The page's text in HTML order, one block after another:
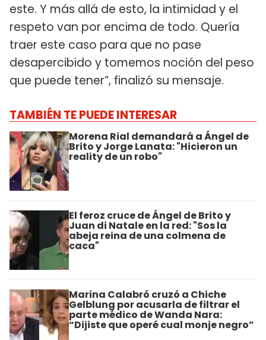
este. Y más allá de esto, la intimidad y el
respeto van por encima de todo. Quería
traer este caso para que no pase
desapercibido y tomemos noción del peso
que puede tener”, finalizó su mensaje.
TAMBIÉN TE PUEDE INTERESAR
Morena Rial demandará a Ángel de
Brito y Jorge Lanata: "Hicieron un
reality de un robo"
El feroz cruce de Ángel de Brito y
Juan di Natale en la red: "Sos la
abeja reina de una colmena de
caca"
Marina Calabró cruzó a Chiche
Gelblung por acusarla de filtrar el
parte médico de Wanda Nara:
“Dijiste que operé cual monje negro”